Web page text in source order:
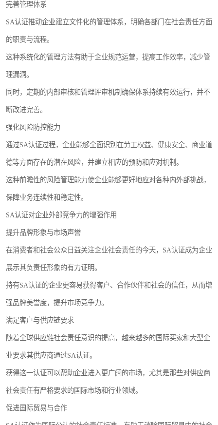
完善管理体系
SA认证推动企业建立文件化的管理体系，明确各部门在社会责任方面
的职责与流程。
这种系统化的管理方法有助于企业规范运营，提高工作效率，减少管
理漏洞。
同时，定期的内部审核和管理评审机制确保体系持续有效运行，并不
断改进完善。
强化风险防控能力
通过SA认证过程，企业能够全面识别在劳工权益、健康安全、商业道
德等方面存在的潜在风险，并建立相应的预防和应对机制。
这种前瞻性的风险管理能力使企业能够更好地应对各种内外部挑战，
保障业务连续性和稳定性。
SA认证对企业外部竞争力的增强作用
提升品牌形象与市场声誉
在消费者和社会公众日益关注企业社会责任的今天，SA认证成为企业
展示其负责任形象的有力证明。
持有SA认证的企业更容易获得客户、合作伙伴和社会的信任，从而增
强品牌美誉度，提升市场竞争力。
满足客户与供应链要求
随着全球供应链社会责任意识的提高，越来越多的国际买家和大型企
业要求其供应商通过SA认证。
获得这一认证可以帮助企业进入更广阔的市场，尤其是那些对供应商
社会责任有严格要求的国际市场和行业领域。
促进国际贸易与合作